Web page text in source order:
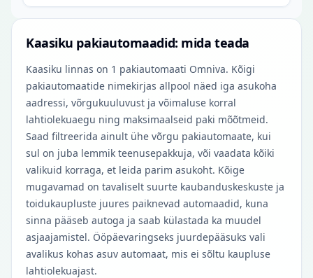
Kaasiku pakiautomaadid: mida teada
Kaasiku linnas on 1 pakiautomaati Omniva. Kõigi
pakiautomaatide nimekirjas allpool näed iga asukoha
aadressi, võrgukuuluvust ja võimaluse korral
lahtiolekuaegu ning maksimaalseid paki mõõtmeid.
Saad filtreerida ainult ühe võrgu pakiautomaate, kui
sul on juba lemmik teenusepakkuja, või vaadata kõiki
valikuid korraga, et leida parim asukoht. Kõige
mugavamad on tavaliselt suurte kaubanduskeskuste ja
toidukaupluste juures paiknevad automaadid, kuna
sinna pääseb autoga ja saab külastada ka muudel
asjaajamistel. Ööpäevaringseks juurdepääsuks vali
avalikus kohas asuv automaat, mis ei sõltu kaupluse
lahtiolekuajast.